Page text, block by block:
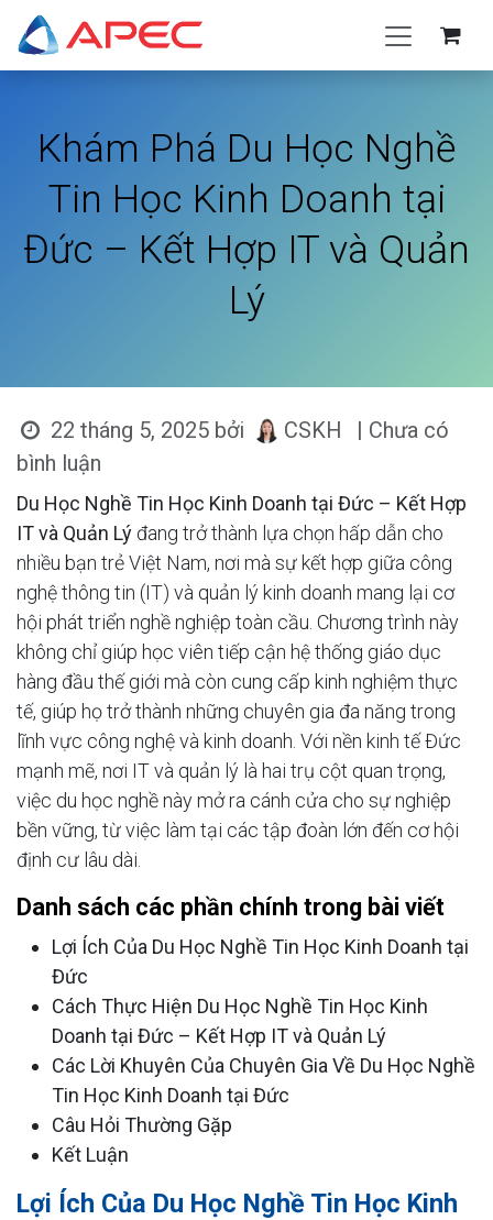
Bỏ qua để đến Nội dung
Khám Phá Du Học Nghề
Tin Học Kinh Doanh tại
Đức – Kết Hợp IT và Quản
Lý
22 tháng 5, 2025 bởi CSKH
| Chưa có
bình luận
Du Học Nghề Tin Học Kinh Doanh tại Đức – Kết Hợp
IT và Quản Lý đang trở thành lựa chọn hấp dẫn cho
nhiều bạn trẻ Việt Nam, nơi mà sự kết hợp giữa công
nghệ thông tin (IT) và quản lý kinh doanh mang lại cơ
hội phát triển nghề nghiệp toàn cầu. Chương trình này
không chỉ giúp học viên tiếp cận hệ thống giáo dục
hàng đầu thế giới mà còn cung cấp kinh nghiệm thực
tế, giúp họ trở thành những chuyên gia đa năng trong
lĩnh vực công nghệ và kinh doanh. Với nền kinh tế Đức
mạnh mẽ, nơi IT và quản lý là hai trụ cột quan trọng,
việc du học nghề này mở ra cánh cửa cho sự nghiệp
bền vững, từ việc làm tại các tập đoàn lớn đến cơ hội
định cư lâu dài.
Danh sách các phần chính trong bài viết
Lợi Ích Của Du Học Nghề Tin Học Kinh Doanh tại
Đức
Cách Thực Hiện Du Học Nghề Tin Học Kinh
Doanh tại Đức – Kết Hợp IT và Quản Lý
Các Lời Khuyên Của Chuyên Gia Về Du Học Nghề
Tin Học Kinh Doanh tại Đức
Câu Hỏi Thường Gặp
Kết Luận
Lợi Ích Của Du Học Nghề Tin Học Kinh